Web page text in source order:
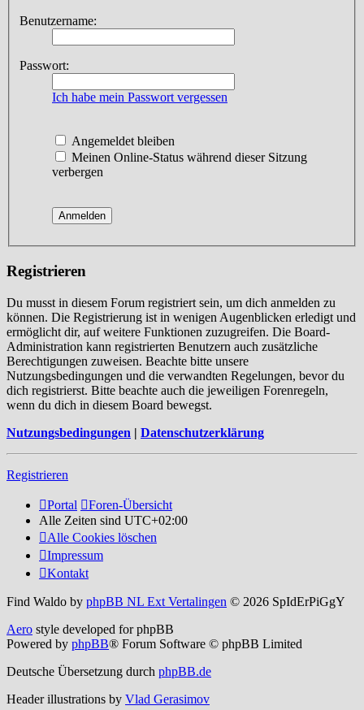
Benutzername:
Passwort:
Ich habe mein Passwort vergessen
Angemeldet bleiben
Meinen Online-Status während dieser Sitzung
verbergen
Registrieren
Du musst in diesem Forum registriert sein, um dich anmelden zu
können. Die Registrierung ist in wenigen Augenblicken erledigt und
ermöglicht dir, auf weitere Funktionen zuzugreifen. Die Board-
Administration kann registrierten Benutzern auch zusätzliche
Berechtigungen zuweisen. Beachte bitte unsere
Nutzungsbedingungen und die verwandten Regelungen, bevor du
dich registrierst. Bitte beachte auch die jeweiligen Forenregeln,
wenn du dich in diesem Board bewegst.
Nutzungsbedingungen | Datenschutzerklärung
Registrieren
Portal
Foren-Übersicht
Alle Zeiten sind UTC+02:00
Alle Cookies löschen
Impressum
Kontakt
Find Waldo by phpBB NL Ext Vertalingen © 2026 SpIdErPiGgY
Aero style developed for phpBB
Powered by phpBB® Forum Software © phpBB Limited
Deutsche Übersetzung durch phpBB.de
Header illustrations by Vlad Gerasimov